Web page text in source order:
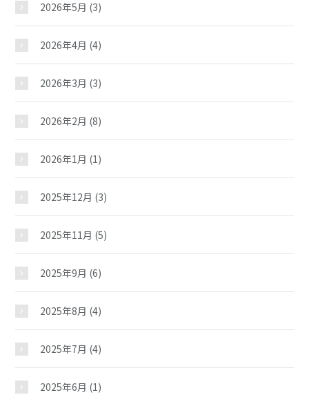
2026年5月 (3)
2026年4月 (4)
2026年3月 (3)
2026年2月 (8)
2026年1月 (1)
2025年12月 (3)
2025年11月 (5)
2025年9月 (6)
2025年8月 (4)
2025年7月 (4)
2025年6月 (1)